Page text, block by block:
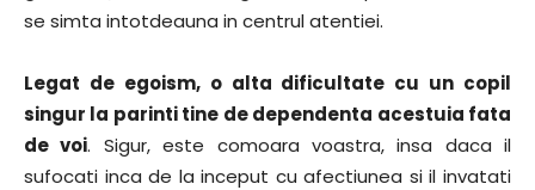
se simta intotdeauna in centrul atentiei.
Legat de egoism, o alta dificultate cu un copil
singur la parinti tine de dependenta acestuia fata
de voi. Sigur, este comoara voastra, insa daca il
sufocati inca de la inceput cu afectiunea si il invatati